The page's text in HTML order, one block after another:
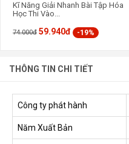
Kĩ Năng Giải Nhanh Bài Tập Hóa
Học Thi Vào...
74.000đ 59.940đ -19%
THÔNG TIN CHI TIẾT
Công ty phát hành
Năm Xuất Bản